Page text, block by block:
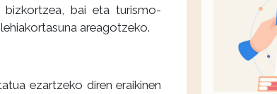
bizkortzea, bai eta turismo-
areagotzeko.
ezartzeko diren eraikinen